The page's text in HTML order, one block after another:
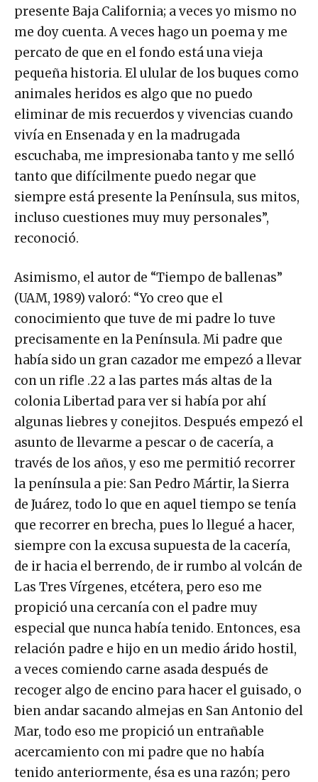
presente Baja California; a veces yo mismo no
me doy cuenta. A veces hago un poema y me
percato de que en el fondo está una vieja
pequeña historia. El ulular de los buques como
animales heridos es algo que no puedo
eliminar de mis recuerdos y vivencias cuando
vivía en Ensenada y en la madrugada
escuchaba, me impresionaba tanto y me selló
tanto que difícilmente puedo negar que
siempre está presente la Península, sus mitos,
incluso cuestiones muy muy personales”,
reconoció.
Asimismo, el autor de “Tiempo de ballenas”
(UAM, 1989) valoró: “Yo creo que el
conocimiento que tuve de mi padre lo tuve
precisamente en la Península. Mi padre que
había sido un gran cazador me empezó a llevar
con un rifle .22 a las partes más altas de la
colonia Libertad para ver si había por ahí
algunas liebres y conejitos. Después empezó el
asunto de llevarme a pescar o de cacería, a
través de los años, y eso me permitió recorrer
la península a pie: San Pedro Mártir, la Sierra
de Juárez, todo lo que en aquel tiempo se tenía
que recorrer en brecha, pues lo llegué a hacer,
siempre con la excusa supuesta de la cacería,
de ir hacia el berrendo, de ir rumbo al volcán de
Las Tres Vírgenes, etcétera, pero eso me
propició una cercanía con el padre muy
especial que nunca había tenido. Entonces, esa
relación padre e hijo en un medio árido hostil,
a veces comiendo carne asada después de
recoger algo de encino para hacer el guisado, o
bien andar sacando almejas en San Antonio del
Mar, todo eso me propició un entrañable
acercamiento con mi padre que no había
tenido anteriormente, ésa es una razón; pero